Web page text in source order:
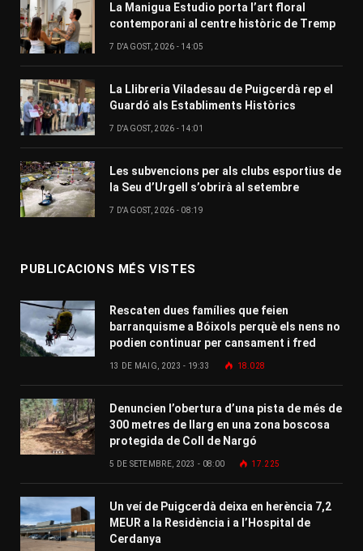
La Manigua Estudio porta l’art floral
contemporani al centre històric de Tremp
7 D'AGOST, 2026 - 14:05
La Llibreria Viladesau de Puigcerdà rep el
Guardó als Establiments Històrics
7 D'AGOST, 2026 - 14:01
Les subvencions per als clubs esportius de
la Seu d’Urgell s’obrirà al setembre
7 D'AGOST, 2026 - 08:19
PUBLICACIONS MÉS VISTES
Rescaten dues famílies que feien
barranquisme a Bóixols perquè els nens no
podien continuar per cansament i fred
13 DE MAIG, 2023 - 19:33 18.028
Denuncien l’obertura d’una pista de més de
300 metres de llarg en una zona boscosa
protegida de Coll de Nargó
5 DE SETEMBRE, 2023 - 08:00 17.225
Un veí de Puigcerdà deixa en herència 7,2
MEUR a la Residència i a l’Hospital de
Cerdanya